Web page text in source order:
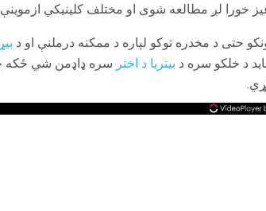
خورا لږ مطالعه شوی او مختلف کلینیکي ازموینې
حتی د مخدره توکو لپاره د ممکنه درملنې او د
د خلکو سره د بیتریا د اختر سره ډاډمن شي ځکه